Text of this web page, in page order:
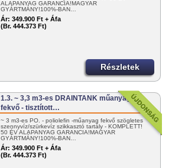
ALAPANYAG GARANCIA!MAGYAR
GYÁRTMÁNY!100%-BAN…
Ár: 349.900 Ft + Áfa
(Br. 444.373 Ft)
Részletek
1.3. ~ 3,3 m3-es DRAINTANK műanyag -
fekvő - tisztított…
~ 3 m3-es PO. - poliolefin -műanyag fekvő szögletes
szennyvíz/szürkevíz szikkasztó tartály - KOMPLETT!
50 ÉV ALAPANYAG GARANCIA!MAGYAR
GYÁRTMÁNY!100%-BAN…
Ár: 349.900 Ft + Áfa
(Br. 444.373 Ft)